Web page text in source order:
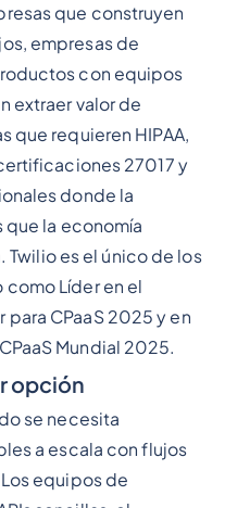
que construyen
empresas de
con equipos
extraer valor de
que requieren HIPAA,
27017 y
donde la
la economía
es el único de los
Líder en el
CPaaS 2025 y en
Mundial 2025.
opción
se necesita
a escala con flujos
equipos de